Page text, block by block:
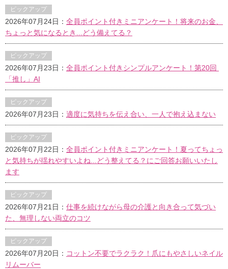
ピックアップ
2026年07月24日： 全員ポイント付きミニアンケート！将来のお金、
ちょっと気になるとき...どう備えてる？
ピックアップ
2026年07月23日： 全員ポイント付きシンプルアンケート！第20回
「推し」AI
ピックアップ
2026年07月23日： 適度に気持ちを伝え合い、一人で抱え込まない
ピックアップ
2026年07月22日： 全員ポイント付きミニアンケート！夏ってちょっ
と気持ちが揺れやすいよね...どう整えてる？にご回答お願いいたし
ます
ピックアップ
2026年07月21日： 仕事を続けながら母の介護と向き合って気づい
た、無理しない両立のコツ
ピックアップ
2026年07月20日： コットン不要でラクラク！爪にもやさしいネイル
リムーバー